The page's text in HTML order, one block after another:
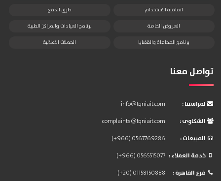
اتفاقية الاستخدام طرق الدفع
العروض الخاصة برنامج العيادات والمراكز الطبية
برنامج المحاماة والقضايا الحملات الاعلانية
تواصل معنا
: لمراستنا
info@tqniait.com
: الشكاوى
complaints@tqniait.com
: المبيعات
(+966) 0567769286
: خدمة العملاء
(+966) 0565515077
: فرع القاهرة
(+20) 01158150888